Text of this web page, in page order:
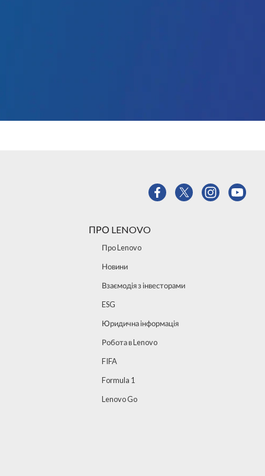
ПРО LENOVO
Про Lenovo
Новини
Взаємодія з інвесторами
ESG
Юридична інформація
Робота в Lenovo
FIFA
Formula 1
Lenovo Go